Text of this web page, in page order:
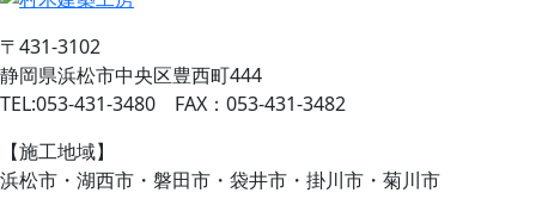
〒431-3102
静岡県浜松市中央区豊西町444
TEL:053-431-3480 FAX：053-431-3482
【施工地域】
浜松市・湖西市・磐田市・袋井市・掛川市・菊川市